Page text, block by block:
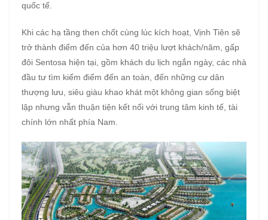
quốc tế.
Khi các hạ tầng then chốt cùng lúc kích hoạt, Vịnh Tiên sẽ
trở thành điểm đến của hơn 40 triệu lượt khách/năm, gấp
đôi Sentosa hiện tại, gồm khách du lịch ngắn ngày, các nhà
đầu tư tìm kiếm điểm đến an toàn, đến những cư dân
thượng lưu, siêu giàu khao khát một không gian sống biệt
lập nhưng vẫn thuận tiện kết nối với trung tâm kinh tế, tài
chính lớn nhất phía Nam.